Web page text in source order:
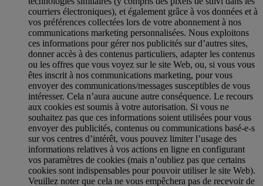
courriers électroniques), et également grâce à vos données et à
vos préférences collectées lors de votre abonnement à nos
communications marketing personnalisées. Nous exploitons
ces informations pour gérer nos publicités sur d’autres sites,
donner accès à des contenus particuliers, adapter les contenus
ou les offres que vous voyez sur le site Web, ou, si vous vous
êtes inscrit à nos communications marketing, pour vous
envoyer des communications/messages susceptibles de vous
intéresser. Cela n’aura aucune autre conséquence. Le recours
aux cookies est soumis à votre autorisation. Si vous ne
souhaitez pas que ces informations soient utilisées pour vous
envoyer des publicités, contenus ou communications basé-e-s
sur vos centres d’intérêt, vous pouvez limiter l’usage des
informations relatives à vos actions en ligne en configurant
vos paramètres de cookies (mais n’oubliez pas que certains
cookies sont indispensables pour pouvoir utiliser le site Web).
Veuillez noter que cela ne vous empêchera pas de recevoir de